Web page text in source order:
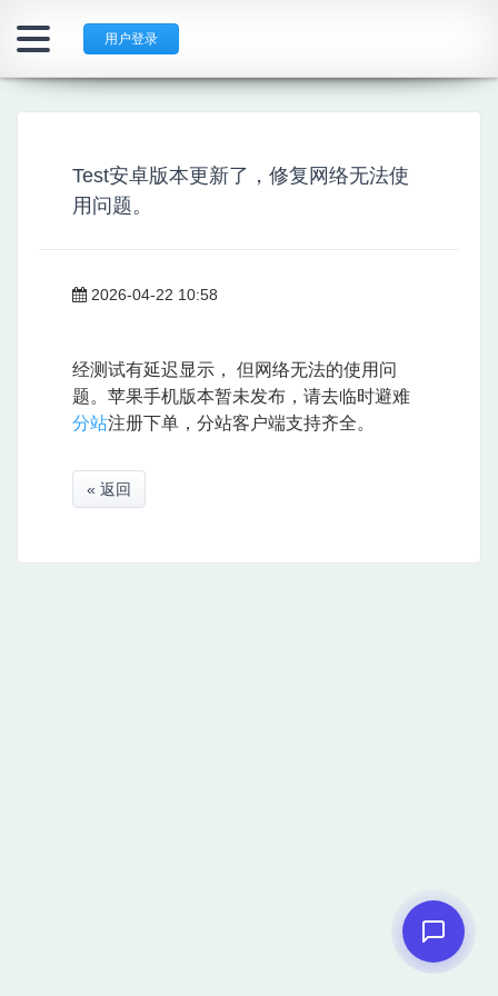
用户登录
Test安卓版本更新了，修复网络无法使
用问题。
2026-04-22 10:58
经测试有延迟显示， 但网络无法的使用问
题。苹果手机版本暂未发布，请去临时避难
分站注册下单，分站客户端支持齐全。
« 返回